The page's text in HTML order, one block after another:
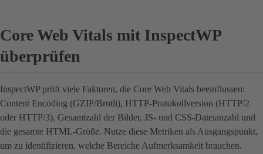
Core Web Vitals mit InspectWP
überprüfen
InspectWP prüft viele Faktoren, die Core Web Vitals beeinflussen:
Content Encoding (GZIP/Brotli), HTTP-Protokollversion (HTTP/2
oder HTTP/3), Gesamtzahl der Bilder, JS- und CSS-Dateianzahl und
die gesamte HTML-Größe. Nutze diese Metriken als Ausgangspunkt,
um zu identifizieren, welche Bereiche Aufmerksamkeit brauchen.